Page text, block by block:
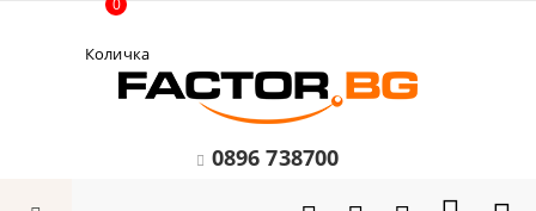
Количка
0
0896 738700